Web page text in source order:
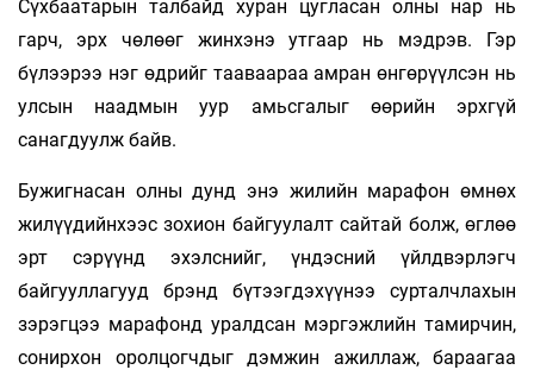
Сүхбаатарын талбайд хуран цугласан олны нар нь
гарч, эрх чөлөөг жинхэнэ утгаар нь мэдрэв. Гэр
бүлээрээ нэг өдрийг тааваараа амран өнгөрүүлсэн нь
улсын наадмын уур амьсгалыг өөрийн эрхгүй
санагдуулж байв.
Бужигнасан олны дунд энэ жилийн марафон өмнөх
жилүүдийнхээс зохион байгуулалт сай­­­тай болж, өглөө
эрт сэрүүнд эхэлснийг, үндэс­­ний үйлдвэрлэгч
байгууллагууд брэнд бүтээг­­дэхүүнээ сурталчлахын
зэрэгцээ марафонд уралдсан мэргэжлийн тамирчин,
сонирхон оролцогчдыг дэмжин ажиллаж, бараагаа